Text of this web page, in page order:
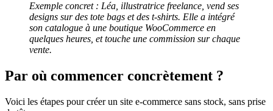
Exemple concret : Léa, illustratrice freelance, vend ses
designs sur des tote bags et des t-shirts. Elle a intégré
son catalogue à une boutique WooCommerce en
quelques heures, et touche une commission sur chaque
vente.
Par où commencer concrètement ?
Voici les étapes pour créer un site e-commerce sans stock, sans prise